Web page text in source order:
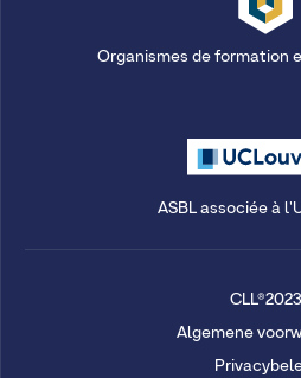
Organismes de formation
ASBL associée à
CLL®2023
Algemene